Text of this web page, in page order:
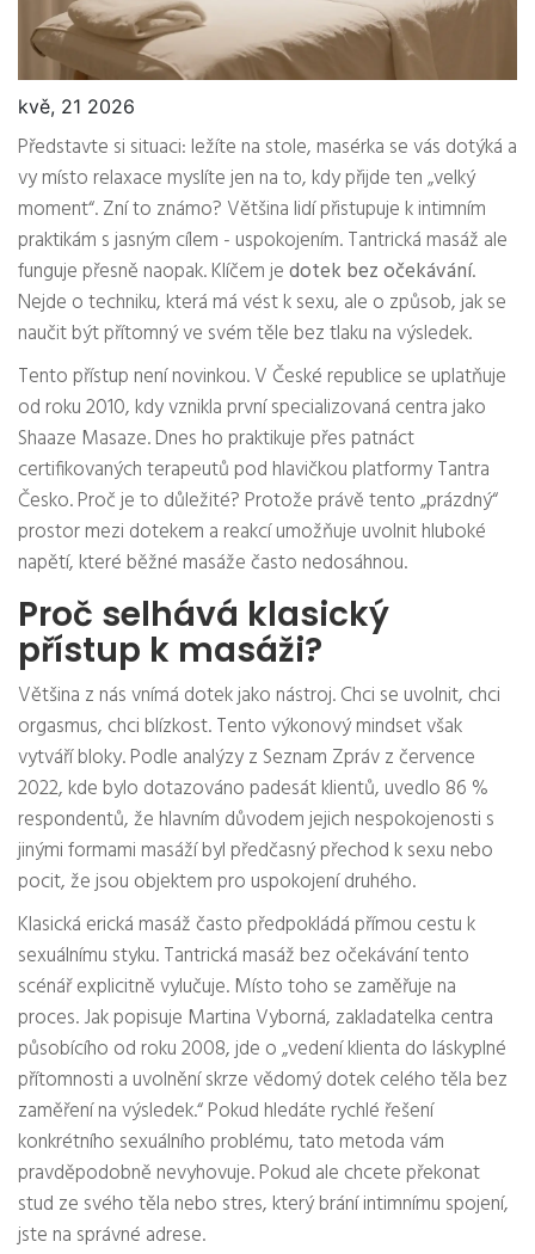
kvě, 21 2026
Představte si situaci: ležíte na stole, masérka se vás dotýká a
vy místo relaxace myslíte jen na to, kdy přijde ten „velký
moment“. Zní to známo? Většina lidí přistupuje k intimním
praktikám s jasným cílem - uspokojením. Tantrická masáž ale
funguje přesně naopak. Klíčem jedotek bez očekávání.
Nejde o techniku, která má vést k sexu, ale o způsob, jak se
naučit být přítomný ve svém těle bez tlaku na výsledek.
Tento přístup není novinkou. V České republice se uplatňuje
od roku 2010, kdy vznikla první specializovaná centra jako
Shaaze Masaze. Dnes ho praktikuje přes patnáct
certifikovaných terapeutů pod hlavičkou platformy Tantra
Česko. Proč je to důležité? Protože právě tento „prázdný“
prostor mezi dotekem a reakcí umožňuje uvolnit hluboké
napětí, které běžné masáže často nedosáhnou.
Proč selhává klasický
přístup k masáži?
Většina z nás vnímá dotek jako nástroj. Chci se uvolnit, chci
orgasmus, chci blízkost. Tento výkonový mindset však
vytváří bloky. Podle analýzy z Seznam Zpráv z července
2022, kde bylo dotazováno padesát klientů, uvedlo 86 %
respondentů, že hlavním důvodem jejich nespokojenosti s
jinými formami masáží byl předčasný přechod k sexu nebo
pocit, že jsou objektem pro uspokojení druhého.
Klasická erická masáž často předpokládá přímou cestu k
sexuálnímu styku. Tantrická masáž bez očekávání tento
scénář explicitně vylučuje. Místo toho se zaměřuje na
proces. Jak popisuje Martina Vyborná, zakladatelka centra
působícího od roku 2008, jde o „vedení klienta do láskyplné
přítomnosti a uvolnění skrze vědomý dotek celého těla bez
zaměření na výsledek.“ Pokud hledáte rychlé řešení
konkrétního sexuálního problému, tato metoda vám
pravděpodobně nevyhovuje. Pokud ale chcete překonat
stud ze svého těla nebo stres, který brání intimnímu spojení,
jste na správné adrese.